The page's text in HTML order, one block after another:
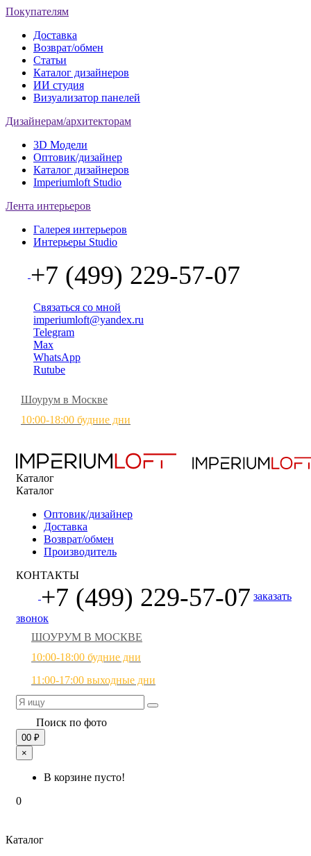
Покупателям
Доставка
Возврат/обмен
Статьи
Каталог дизайнеров
ИИ студия
Визуализатор панелей
Дизайнерам/архитекторам
3D Модели
Оптовик/дизайнер
Каталог дизайнеров
Imperiumloft Studio
Лента интерьеров
Галерея интерьеров
Интерьеры Studio
+7 (499) 229-57-07
Связаться со мной
imperiumloft@yandex.ru
Telegram
Max
WhatsApp
Rutube
Шоурум в Москве
10:00-18:00 будние дни
Каталог
Каталог
Оптовик/дизайнер
Доставка
Возврат/обмен
Производитель
КОНТАКТЫ
+7 (499) 229-57-07 заказать
звонок
ШОУРУМ В МОСКВЕ
10:00-18:00 будние дни
11:00-17:00 выходные дни
Поиск по фото
00 ₽
×
В корзине пусто!
0
Каталог